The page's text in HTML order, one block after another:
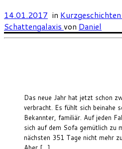
Das neue Jahr hat jetzt schon
verbracht. Es fühlt sich beinahe
Bekannter, familiär. Auf jeden
sich auf dem Sofa gemütlich zu
nächsten 351 Tage nicht mehr
14.01.2017 in Kurzgeschichten
Schattengalaxis von Daniel